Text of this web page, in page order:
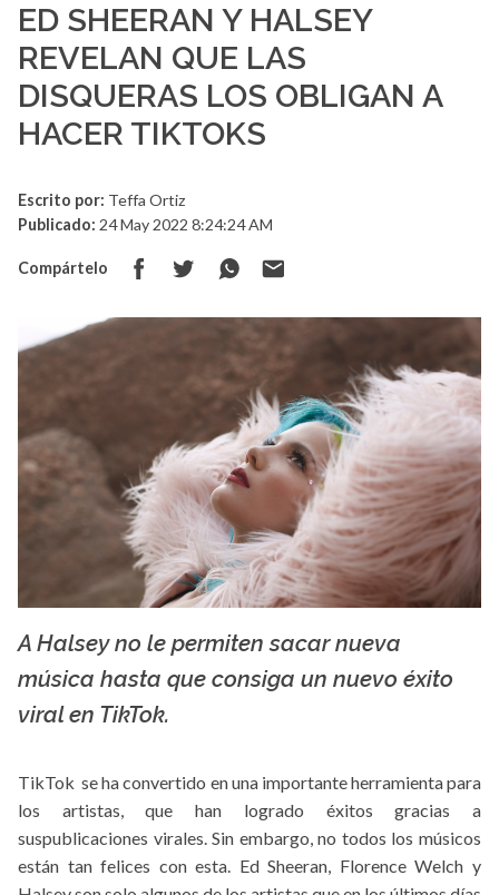
ED SHEERAN Y HALSEY
REVELAN QUE LAS
DISQUERAS LOS OBLIGAN A
HACER TIKTOKS
Escrito por: Teffa Ortiz
Publicado: 24 May 2022 8:24:24 AM
Compártelo
La X mas música
A Halsey no le permiten sacar nueva
música hasta que consiga un nuevo éxito
viral en TikTok.
TikTok se ha convertido en una importante herramienta para
los artistas, que han logrado éxitos gracias a
suspublicaciones virales. Sin embargo, no todos los músicos
están tan felices con esta. Ed Sheeran, Florence Welch y